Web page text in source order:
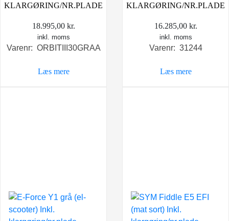
KLARGØRING/NR.PLADE
18.995,00 kr.
inkl. moms
Varenr: ORBITIII30GRAA
Læs mere
KLARGØRING/NR.PLADE
16.285,00 kr.
inkl. moms
Varenr: 31244
Læs mere